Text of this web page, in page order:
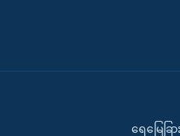
ရေမြေခြ